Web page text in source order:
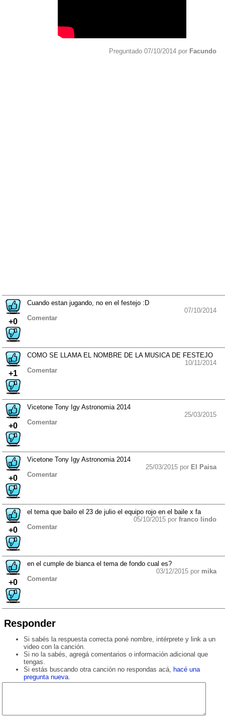
Preguntado 07/10/2014 por Facundo
+0
Cuando estan jugando, no en el festejo :D
07/10/2014
Comentar
+1
COMO SE LLAMA EL NOMBRE DE LA MUSICA DE FESTEJO
10/11/2014
Comentar
+0
Vicetone Tony Igy Astronomia 2014
25/03/2015
Comentar
+0
Vicetone Tony Igy Astronomia 2014
25/03/2015 por El Paisa
Comentar
+0
el tema que bailo el 23 de julio el equipo rojo en el baile x fa
05/10/2015 por franco lindo
Comentar
+0
en el cumple de bianca el tema de fondo cual es?
03/12/2015 por mika
Comentar
Responder
Si sabés la respuesta correcta poné nombre, intérprete y link a un
video con la canción.
Si no la sabés, agregá comentarios o información adicional que
tengas.
Si estás buscando otra canción no respondas acá, hacé una
pregunta nueva.